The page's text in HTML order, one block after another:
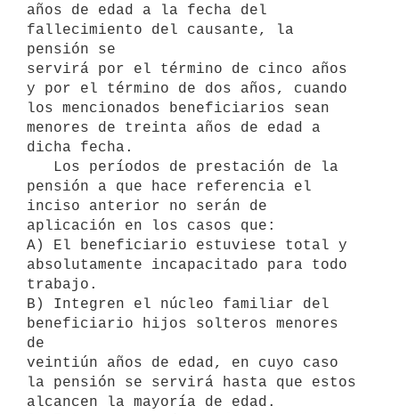
años de edad a la fecha del
fallecimiento del causante, la
pensión se
servirá por el término de cinco años
y por el término de dos años, cuando
los mencionados beneficiarios sean
menores de treinta años de edad a
dicha fecha.
pensión a que hace referencia el
inciso anterior no serán de
aplicación en los casos que:
A) El beneficiario estuviese total y
absolutamente incapacitado para todo
trabajo.
B) Integren el núcleo familiar del
beneficiario hijos solteros menores
de
veintiún años de edad, en cuyo caso
la pensión se servirá hasta que estos
alcancen la mayoría de edad.